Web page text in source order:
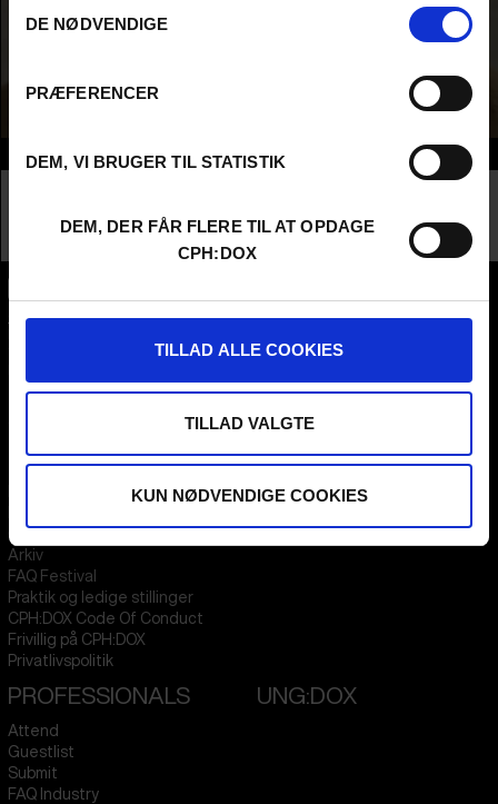
DE NØDVENDIGE
PRÆFERENCER
DEM, VI BRUGER TIL STATISTIK
DEM, DER FÅR FLERE TIL AT OPDAGE
CPH:DOX
TILLAD ALLE COOKIES
TILLAD VALGTE
KUN NØDVENDIGE COOKIES
Info
Commisioning Editor / Broadcaster / Buyer
CPH:DOX
FESTIVAL 2026 DA
Arkiv
FAQ Festival
Praktik og ledige stillinger
CPH:DOX Code Of Conduct
Frivillig på CPH:DOX
Privatlivspolitik
STREAMING
KLUB:DOX
PROFESSIONALS
Attend
Guestlist
Submit
FAQ Industry
UNG:DOX